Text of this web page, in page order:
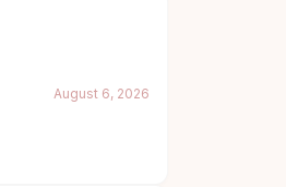
August 6, 2026